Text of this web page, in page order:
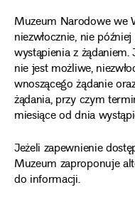
Muzeum Narodowe we
niezwłocznie, nie
wystąpienia z
nie jest możliwe,
wnoszącego żądanie
żądania, przy czym
miesiące od dnia
Jeżeli zapewnienie
Muzeum zaproponuje
do informacji.